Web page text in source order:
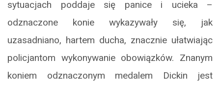
sytuacjach poddaje się panice i ucieka –
odznaczone konie wykazywały się, jak
uzasadniano, hartem ducha, znacznie ułatwiając
policjantom wykonywanie obowiązków. Znanym
koniem odznaczonym medalem Dickin jest